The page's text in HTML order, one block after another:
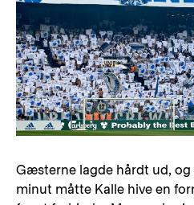
Gæsterne lagde hårdt ud, og
minut måtte Kalle hive en